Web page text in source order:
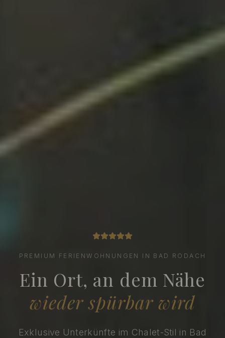
PREMIUM FERIENWOHNUNGEN IN BAD RODACH
Ein Ort, an dem Nähe
wieder spürbar wird
Exklusive Unterkünfte im Chalet-Stil in Bad